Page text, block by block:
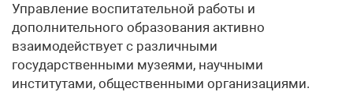
Управление воспитательной работы и
дополнительного образования активно
взаимодействует с различными
государственными музеями, научными
институтами, общественными организациями.